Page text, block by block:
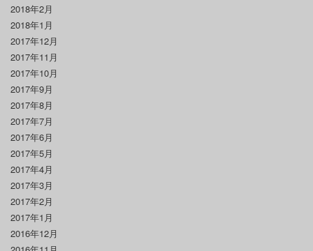
2018年2月
2018年1月
2017年12月
2017年11月
2017年10月
2017年9月
2017年8月
2017年7月
2017年6月
2017年5月
2017年4月
2017年3月
2017年2月
2017年1月
2016年12月